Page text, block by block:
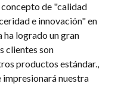
de "calidad
e innovación" en
ha logrado un gran
clientes son
productos estándar.,
nuestra